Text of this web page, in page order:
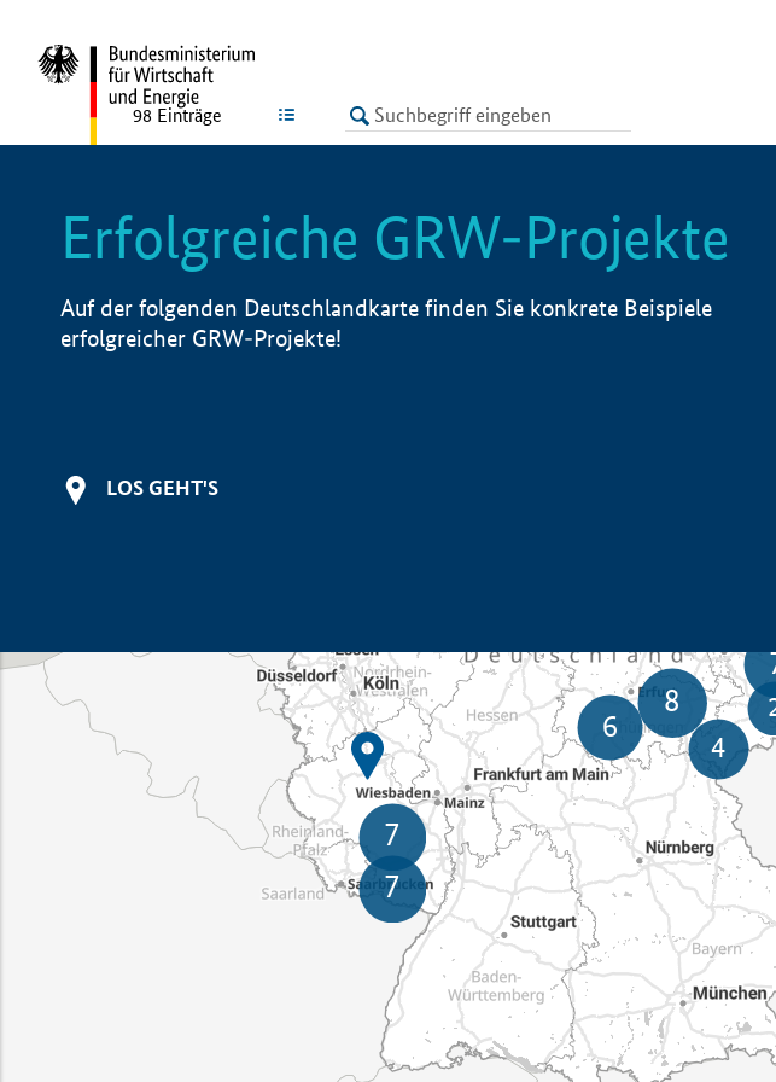
LISTE
98 Einträge
Erfolgreiche GRW-Projekte
Auf der folgenden Deutschlandkarte finden Sie konkrete Beispiele
erfolgreicher GRW-Projekte!
LOS GEHT'S